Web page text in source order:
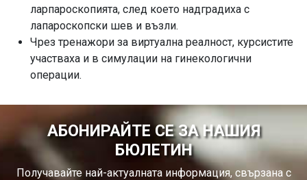
ларпароскопията, след което надградиха с
лапароскопски шев и възли.
Чрез тренажори за виртуална реалност, курсистите
участваха и в симулации на гинекологични
операции.
АБОНИРАЙТЕ СЕ ЗА НАШИЯ
БЮЛЕТИН
Получавайте най-актуалната информация, свързана с